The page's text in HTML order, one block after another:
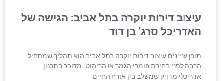
עיצוב דירות יוקרה בתל אביב: הגישה של
האדריכל סרג’ בן דוד
תוכן עניינים עיצוב דירות יוקרה בתל אביב הוא תהליך שמתחיל
הרבה לפני בחירת חומרי הגמר או הריהוט. מדובר בתכנון
אדריכלי מדויק שמשלב בין אורח החיים